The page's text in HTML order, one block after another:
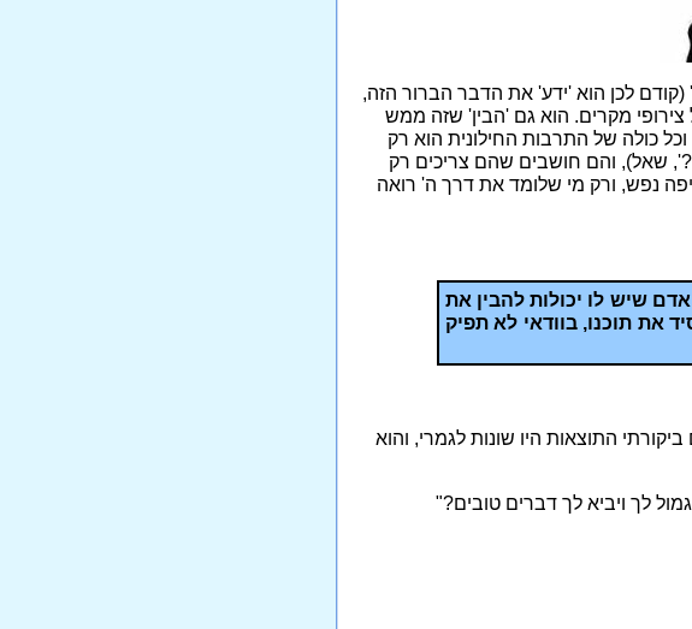
לכן הוא 'ידע' את הדבר הברור הזה,
מקרים. הוא גם 'הבין' שזה ממש
כולה של התרבות החילונית הוא רק
שאל), והם חושבים שהם צריכים רק
נפש, ורק מי שלומד את דרך ה' רואה
שיש לו יכולות להבין את
את תוכנו, בוודאי לא תפיק
התוצאות היו שונות לגמרי, והוא
לך ויביא לך דברים טובים?"